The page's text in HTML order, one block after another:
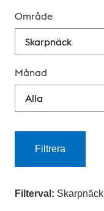
Område
Månad
Filtrera
Filterval: Skarpnäck